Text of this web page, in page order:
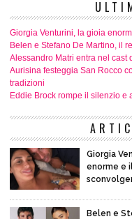
Giorgia Venturini, la gioia
Belen e Stefano De Martino, il
Alessandro Matri entra nel cast
Aurisina festeggia San Rocco
tradizioni
Eddie Brock rompe il silenzio e
Giorgia
enorme e
Belen e